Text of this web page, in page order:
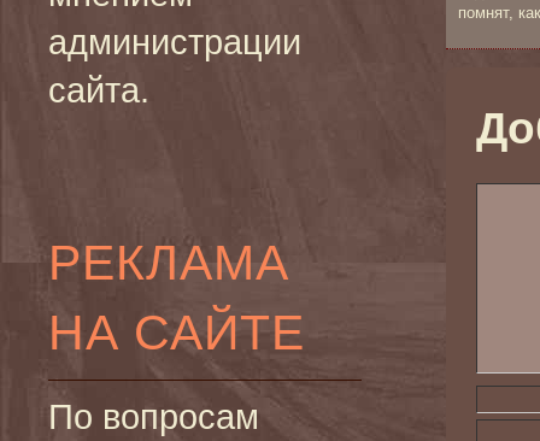
администрации
сайта.
РЕКЛАМА
НА САЙТЕ
По вопросам
помнят,